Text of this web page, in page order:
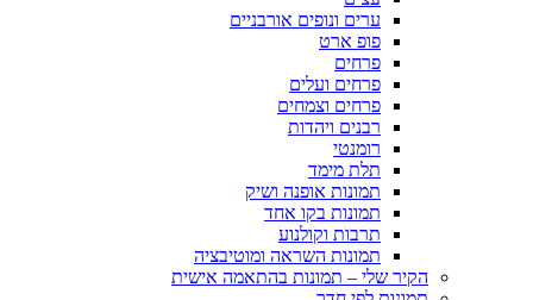
ערים ונופים אורבניים
פופ ארט
פרחים
פרחים ועלים
פרחים וצמחים
רבנים ויהדות
רומנטי
תלת מימד
תמונות אופנה ושיק
תמונות בקו אחד
תרבות וקולנוע
תמונות השראה ומוטיבציה
הקיר שלי – תמונות בהתאמה אישית